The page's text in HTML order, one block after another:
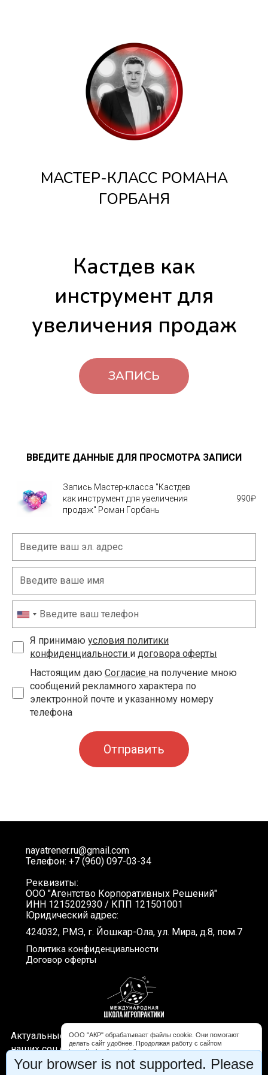
МАСТЕР-КЛАСС РОМАНА
ГОРБАНЯ
Кастдев как
инструмент для
увеличения продаж
ЗАПИСЬ
ВВЕДИТЕ ДАННЫЕ ДЛЯ ПРОСМОТРА ЗАПИСИ
Запись Мастер-класса "Кастдев
как инструмент для увеличения
продаж" Роман Горбань
990₽
Я принимаю условия политики
конфиденциальности и договора оферты
Настоящим даю Согласие на получение мною
сообщений рекламного характера по
электронной почте и указанному номеру
телефона
Отправить
nayatrener.ru@gmail.com
Телефон: +7 (960) 097-03-34
Реквизиты:
ООО "Агентство Корпоративных Решений"
ИНН 1215202930 / КПП 121501001
Юридический адрес:
424032, РМЭ, г. Йошкар-Ола, ул. Мира, д.8, пом.7
Политика конфиденциальности
Договор оферты
Актуальные новости, интересные видео и акции в
наших соц.сетях. Подписывайтесь!
ООО "АКР" обрабатывает файлы cookie. Они помогают
делать сайт удобнее. Продолжая работу с сайтом
https://schooligropraktika.com, вы соглашаетесь с
обработкой файлов cookie. Вы можете запретить обработку
некоторых типов cookie в настройках браузера либо на
Your browser is not supported. Please